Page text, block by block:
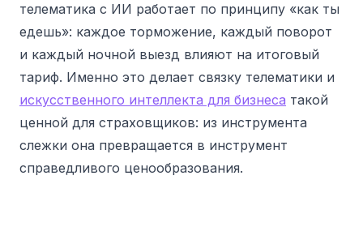
телематика с ИИ работает по принципу «как ты
едешь»: каждое торможение, каждый поворот
и каждый ночной выезд влияют на итоговый
тариф. Именно это делает связку телематики и
искусственного интеллекта для бизнеса такой
ценной для страховщиков: из инструмента
слежки она превращается в инструмент
справедливого ценообразования.